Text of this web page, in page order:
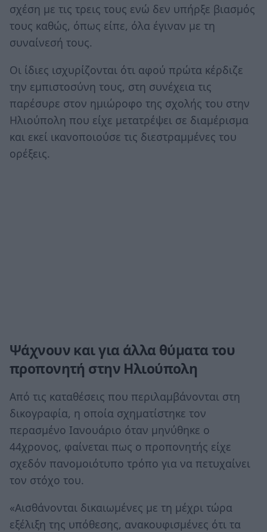
σχέση με τις τρεις τους ενώ δεν υπήρξε βιασμός
τους καθώς, όπως είπε, όλα έγιναν με τη
συναίνεσή τους.
Οι ίδιες ισχυρίζονται ότι αφού πρώτα κέρδιζε
την εμπιστοσύνη τους, στη συνέχεια τις
παρέσυρε στον ημιώροφο της σχολής του στην
Ηλιούπολη που είχε μετατρέψει σε διαμέρισμα
και εκεί ικανοποιούσε τις διεστραμμένες του
ορέξεις.
Ψάχνουν και για άλλα θύματα του
προπονητή στην Ηλιούπολη
Από τις καταθέσεις που περιλαμβάνονται στη
δικογραφία, η οποία σχηματίστηκε τον
περασμένο Ιανουάριο όταν μηνύθηκε ο
44χρονος, φαίνεται πως ο προπονητής είχε
σχεδόν πανομοιότυπο τρόπο για να πετυχαίνει
τον στόχο του.
«Αισθάνονται δικαιωμένες με τη μέχρι τώρα
εξέλιξη της υπόθεσης, ανακουφισμένες ότι τα